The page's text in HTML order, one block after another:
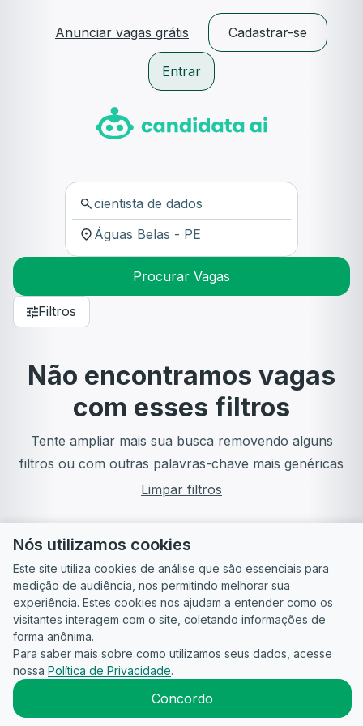
Anunciar vagas grátis Cadastrar-se
Entrar
Procurar Vagas
Filtros
Não encontramos vagas
com esses filtros
Tente ampliar mais sua busca removendo alguns
filtros ou com outras palavras-chave mais genéricas
Limpar filtros
Guia do
Candidato
Para
empresas
Política de
Privacidade
Termos
2026CandidataAI
Nós utilizamos cookies
Este site utiliza cookies de análise que são essenciais para
medição de audiência, nos permitindo melhorar sua
experiência. Estes cookies nos ajudam a entender como os
visitantes interagem com o site, coletando informações de
forma anônima.
Para saber mais sobre como utilizamos seus dados, acesse
nossa Política de Privacidade.
Concordo